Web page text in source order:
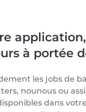
à portée
les jobs de
nounous ou
dans